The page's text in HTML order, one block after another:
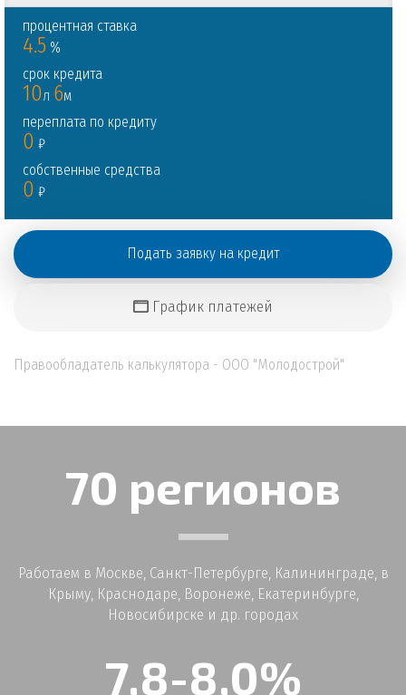
процентная ставка
4.5 %
срок кредита
10Л 6м
переплата по кредиту
0 ₽
собственные средства
0 ₽
Подать заявку на кредит
График платежей
Правообладатель калькулятора - ООО "Молодострой"
70 регионов
Работаем в Москве, Санкт-Петербурге, Калининграде, в
Крыму, Краснодаре, Воронеже, Екатеринбурге,
Новосибирске и др. городах
7,8-8,0%